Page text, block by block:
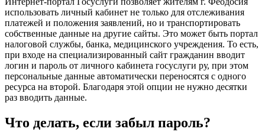
использовать личный кабинет не только для отслеживания
платежей и положения заявлений, но и транспортировать
собственные данные на другие сайты. Это может быть портал
налоговой службы, банка, медицинского учреждения. То есть,
при входе на специализированный сайт гражданин вводит
логин и пароль от личного кабинета госуслуги ру, при этом
персональные данные автоматически переносятся с одного
ресурса на второй. Благодаря этой опции не нужно десятки
раз вводить данные.
Что делать, если забыл пароль?